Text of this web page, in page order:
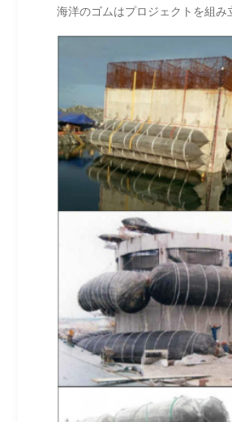
海洋のゴムはプロジェクトを組み